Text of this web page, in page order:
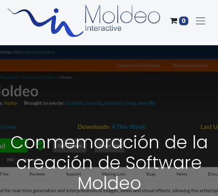
0
Conmemoración de la
creación de Software
Moldeo